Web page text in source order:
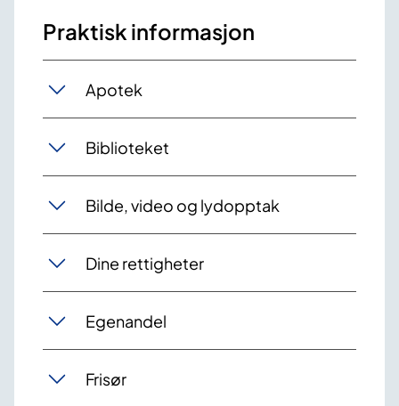
Praktisk informasjon
Apotek
Biblioteket
Bilde, video og lydopptak
Dine rettigheter
Egenandel
Frisør